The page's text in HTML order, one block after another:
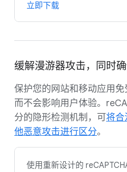
立即下载
缓解漫游器攻击，同时
保护您的网站和移动应用免
而不会影响用户体验。
分的隐形检测机制，可将合
他恶意攻击进行区分。
使用重新设计的